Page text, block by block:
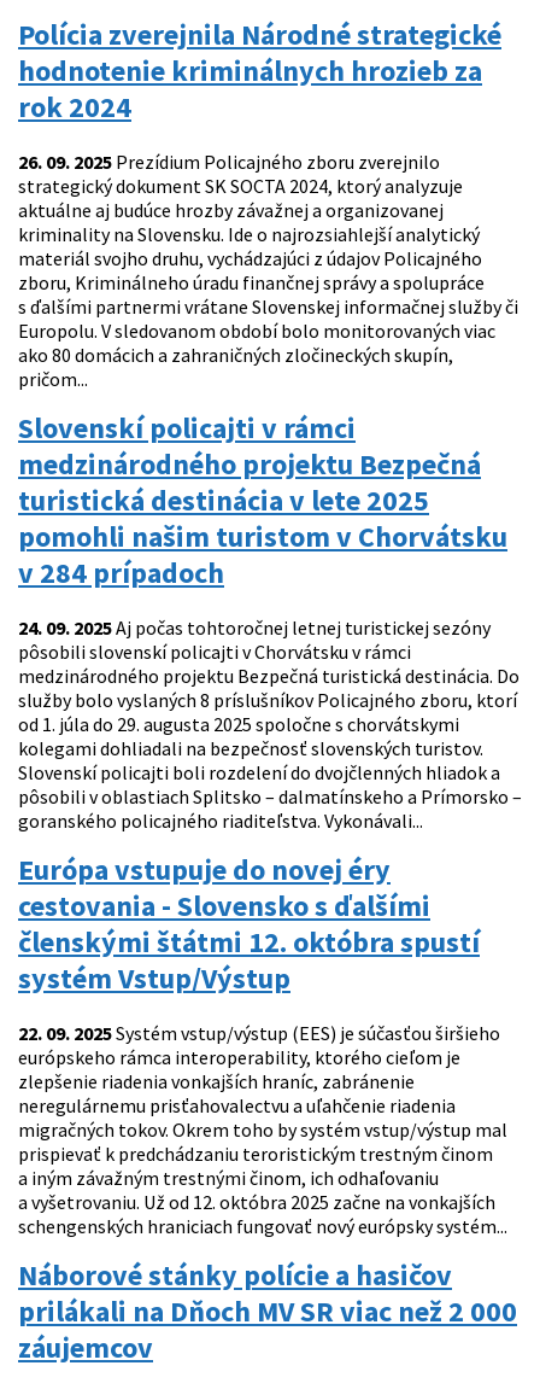
Polícia zverejnila Národné strategické
hodnotenie kriminálnych hrozieb za
rok 2024
26. 09. 2025 Prezídium Policajného zboru zverejnilo
strategický dokument SK SOCTA 2024, ktorý analyzuje
aktuálne aj budúce hrozby závažnej a organizovanej
kriminality na Slovensku. Ide o najrozsiahlejší analytický
materiál svojho druhu, vychádzajúci z údajov Policajného
zboru, Kriminálneho úradu finančnej správy a spolupráce
s ďalšími partnermi vrátane Slovenskej informačnej služby či
Europolu. V sledovanom období bolo monitorovaných viac
ako 80 domácich a zahraničných zločineckých skupín,
pričom...
Slovenskí policajti v rámci
medzinárodného projektu Bezpečná
turistická destinácia v lete 2025
pomohli našim turistom v Chorvátsku
v 284 prípadoch
24. 09. 2025Aj počas tohtoročnej letnej turistickej sezóny
pôsobili slovenskí policajti v Chorvátsku v rámci
medzinárodného projektu Bezpečná turistická destinácia. Do
služby bolo vyslaných 8 príslušníkov Policajného zboru, ktorí
od 1. júla do 29. augusta 2025 spoločne s chorvátskymi
kolegami dohliadali na bezpečnosť slovenských turistov.
Slovenskí policajti boli rozdelení do dvojčlenných hliadok a
pôsobili v oblastiach Splitsko – dalmatínskeho a Prímorsko –
goranského policajného riaditeľstva. Vykonávali...
Európa vstupuje do novej éry
cestovania - Slovensko s ďalšími
členskými štátmi 12. októbra spustí
systém Vstup/Výstup
22. 09. 2025Systém vstup/výstup (EES) je súčasťou širšieho
európskeho rámca interoperability, ktorého cieľom je
zlepšenie riadenia vonkajších hraníc, zabránenie
neregulárnemu prisťahovalectvu a uľahčenie riadenia
migračných tokov. Okrem toho by systém vstup/výstup mal
prispievať k predchádzaniu teroristickým trestným činom
a iným závažným trestnými činom, ich odhaľovaniu
a vyšetrovaniu. Už od 12. októbra 2025 začne na vonkajších
schengenských hraniciach fungovať nový európsky systém...
Náborové stánky polície a hasičov
prilákali na Dňoch MV SR viac než 2 000
záujemcov